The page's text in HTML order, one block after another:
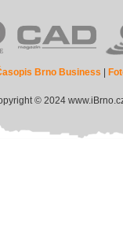
Brno Business
© 2024